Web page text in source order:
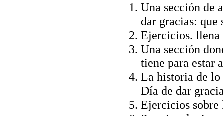
Una sección de
dar gracias: que
Ejercicios. llena
Una sección
tiene para estar
La historia de
Día de dar
Ejercicios sobre